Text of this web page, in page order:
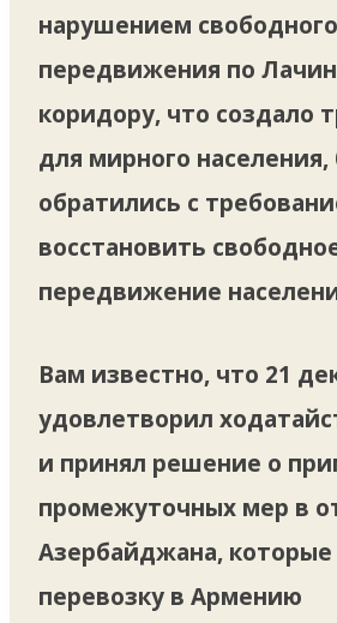
нарушением свободного
передвижения по
коридору, что создало
для мирного населения,
обратились с
восстановить
передвижение
Вам известно, что 21
удовлетворил
и принял решение о
промежуточных мер в
Азербайджана, которые
перевозку в Армению